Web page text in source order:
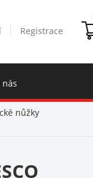
Registrace
nás
nůžky